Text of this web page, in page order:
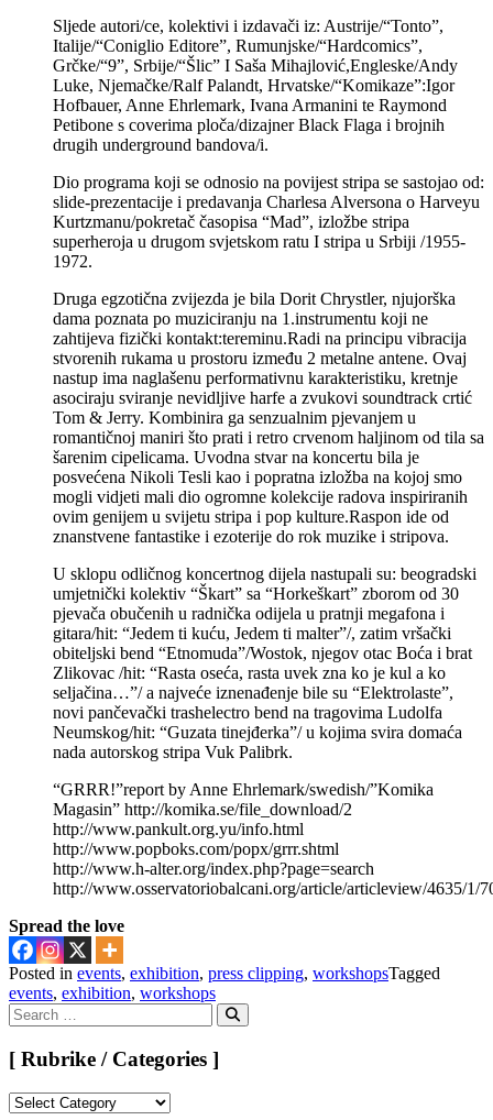
Sljede autori/ce, kolektivi i izdavači iz: Austrije/“Tonto”,
Italije/“Coniglio Editore”, Rumunjske/“Hardcomics”,
Grčke/“9”, Srbije/“Šlic” I Saša Mihajlović,Engleske/Andy
Luke, Njemačke/Ralf Palandt, Hrvatske/“Komikaze”:Igor
Hofbauer, Anne Ehrlemark, Ivana Armanini te Raymond
Petibone s coverima ploča/dizajner Black Flaga i brojnih
drugih underground bandova/i.
Dio programa koji se odnosio na povijest stripa se sastojao od:
slide-prezentacije i predavanja Charlesa Alversona o Harveyu
Kurtzmanu/pokretač časopisa “Mad”, izložbe stripa
superheroja u drugom svjetskom ratu I stripa u Srbiji /1955-
1972.
Druga egzotična zvijezda je bila Dorit Chrystler, njujorška
dama poznata po muziciranju na 1.instrumentu koji ne
zahtijeva fizički kontakt:tereminu.Radi na principu vibracija
stvorenih rukama u prostoru između 2 metalne antene. Ovaj
nastup ima naglašenu performativnu karakteristiku, kretnje
asociraju sviranje nevidljive harfe a zvukovi soundtrack crtić
Tom & Jerry. Kombinira ga senzualnim pjevanjem u
romantičnoj maniri što prati i retro crvenom haljinom od tila sa
šarenim cipelicama. Uvodna stvar na koncertu bila je
posvećena Nikoli Tesli kao i popratna izložba na kojoj smo
mogli vidjeti mali dio ogromne kolekcije radova inspiriranih
ovim genijem u svijetu stripa i pop kulture.Raspon ide od
znanstvene fantastike i ezoterije do rok muzike i stripova.
U sklopu odličnog koncertnog dijela nastupali su: beogradski
umjetnički kolektiv “Škart” sa “Horkeškart” zborom od 30
pjevača obučenih u radnička odijela u pratnji megafona i
gitara/hit: “Jedem ti kuću, Jedem ti malter”/, zatim vršački
obiteljski bend “Etnomuda”/Wostok, njegov otac Boća i brat
Zlikovac /hit: “Rasta oseća, rasta uvek zna ko je kul a ko
seljačina…”/ a najveće iznenađenje bile su “Elektrolaste”,
novi pančevački trashelectro bend na tragovima Ludolfa
Neumskog/hit: “Guzata tinejđerka”/ u kojima svira domaća
nada autorskog stripa Vuk Palibrk.
“GRRR!”report by Anne Ehrlemark/swedish/”Komika
Magasin” http://komika.se/file_download/2
http://www.pankult.org.yu/info.html
http://www.popboks.com/popx/grrr.shtml
http://www.h-alter.org/index.php?page=search
http://www.osservatoriobalcani.org/article/articleview/4635/1/
Spread the love
Posted in events, exhibition, press clipping, workshopsTagged
events, exhibition, workshops
Search
for:
Search
[ Rubrike / Categories ]